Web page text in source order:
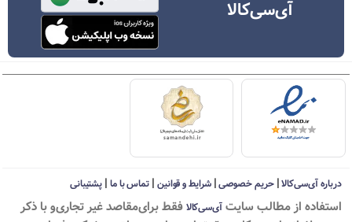
آی‌سی‌کالا
درباره آی‌سی‌کالا|حریم خصوصی|شرایط و قوانین | تماس با ما| پشتیبانی
استفاده از مطالب سايت آی‌سی‌کالا فقط برای‌مقاصد غیر تجاری‌و با ذکر